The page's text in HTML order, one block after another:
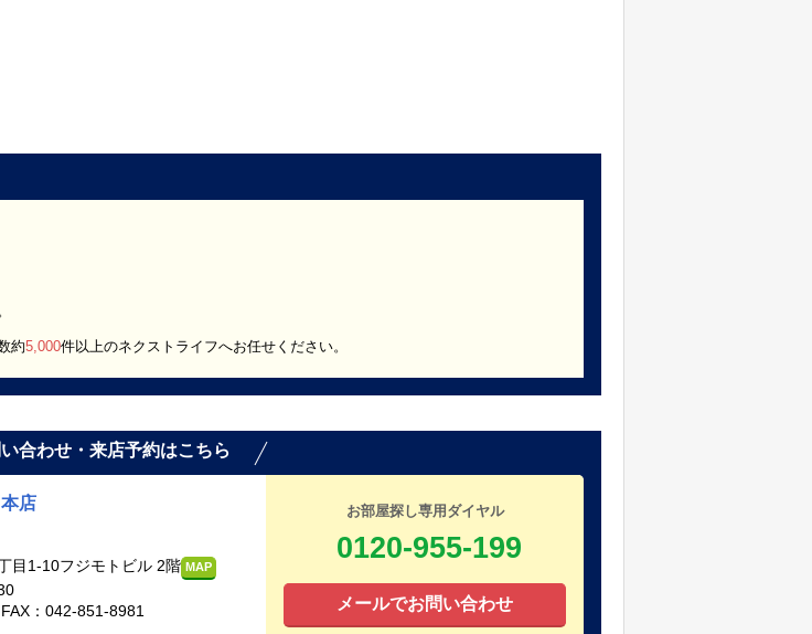
約5,000件以上のネクストライフへお任せください。
合わせ・来店予約はこちら
店
目1-10フジモトビル 2階 MAP
：042-851-8981
お部屋探し専用ダイヤル
0120-955-199
メールでお問い合わせ